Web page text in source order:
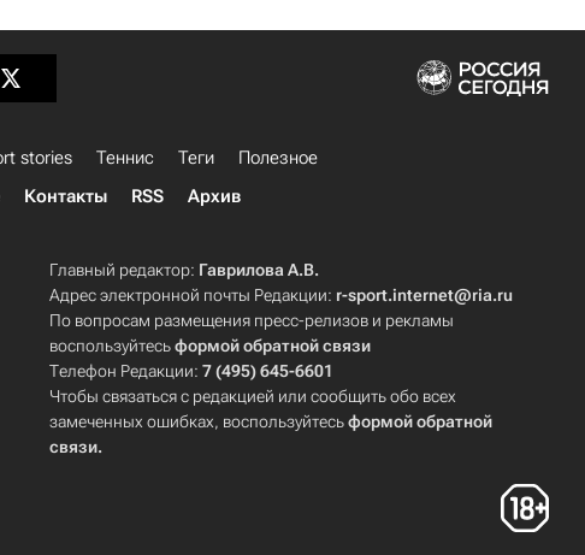
stories Теннис Теги
Полезное
Контакты RSS Архив
Главный редактор: Гаврилова А.В.
Адрес электронной почты Редакции: r-sport.internet@ria.ru
По вопросам размещения пресс-релизов и рекламы
воспользуйтесьформой обратной связи
Телефон Редакции:7 (495) 645-6601
Чтобы связаться с редакцией или сообщить обо всех
замеченных ошибках, воспользуйтесьформой обратной
связи.